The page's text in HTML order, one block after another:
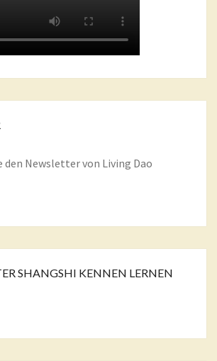
den Newsletter von Living Dao
SHANGSHI KENNEN LERNEN